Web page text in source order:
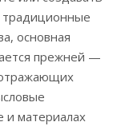
основная
прежней —
и материалах